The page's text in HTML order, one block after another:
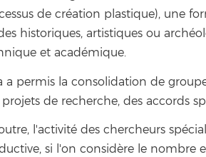
de création plastique), une
historiques, artistiques ou
et académique.
a permis la consolidation de
projets de recherche, des accords
l'activité des chercheurs
si l'on considère le nombre